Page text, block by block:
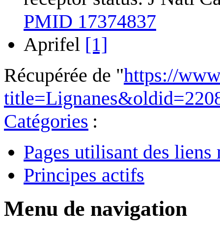
PMID 17374837
Aprifel [1]
Récupérée de "https://
Catégories :
Pages utilisant des
Principes actifs
Menu de navigation